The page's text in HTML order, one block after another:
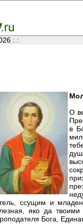
: :
О
в
ссущим и
яко да
Бога,